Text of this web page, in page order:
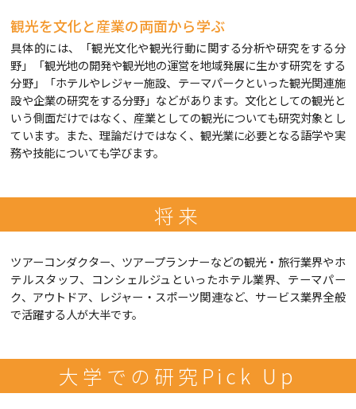
観光を文化と産業の両面から学ぶ
具体的には、「観光文化や観光行動に関する分析や研究をする分
野」「観光地の開発や観光地の運営を地域発展に生かす研究をする
分野」「ホテルやレジャー施設、テーマパークといった観光関連施
設や企業の研究をする分野」などがあります。文化としての観光と
いう側面だけではなく、産業としての観光についても研究対象とし
ています。また、理論だけではなく、観光業に必要となる語学や実
務や技能についても学びます。
将来
ツアーコンダクター、ツアープランナーなどの観光・旅行業界やホ
テルスタッフ、コンシェルジュといったホテル業界、テーマパー
ク、アウトドア、レジャー・スポーツ関連など、サービス業界全般
で活躍する人が大半です。
大学での研究Pick Up